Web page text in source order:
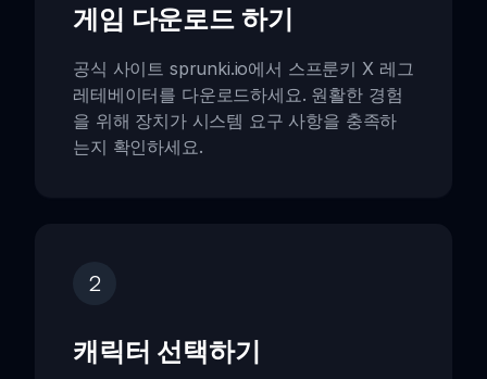
게임 다운로드 하기
공식 사이트 sprunki.io에서 스프룬키 X 레그
레테베이터를 다운로드하세요. 원활한 경험
을 위해 장치가 시스템 요구 사항을 충족하
는지 확인하세요.
2
캐릭터 선택하기